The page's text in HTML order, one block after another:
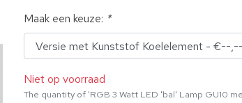
Maak een keuze: *
Niet op voorraad
The quantity of 'RGB 3 Watt LED 'bal' Lamp GU10